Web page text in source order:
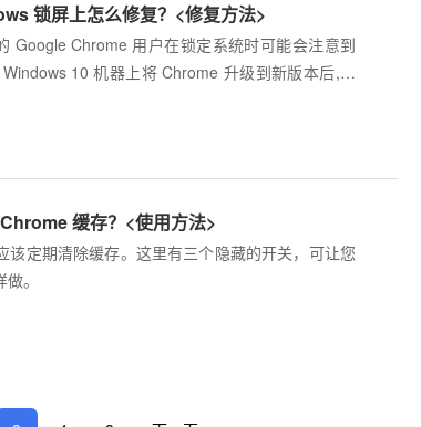
锁屏上怎么修复？<修复方法>
Google Chrome 用户在锁定系统时可能会注意到
10 机器上将 Chrome 升级到新版本后,锁
缓存？<使用方法>
该定期清除缓存。这里有三个隐藏的开关，可让您
。